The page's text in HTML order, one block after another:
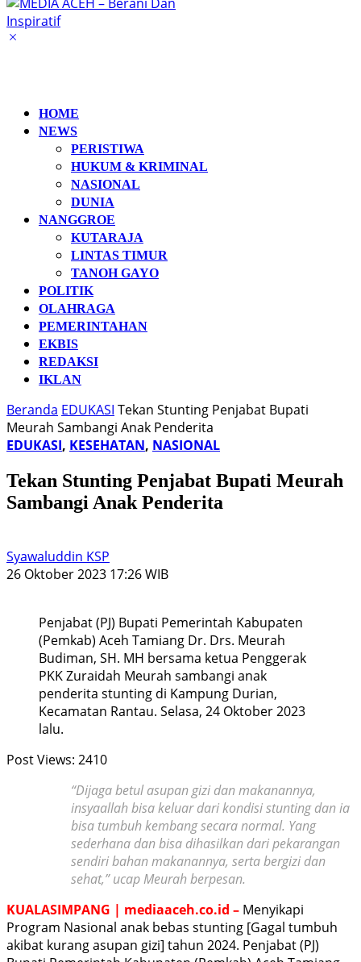
HOME
NEWS
PERISTIWA
HUKUM & KRIMINAL
NASIONAL
DUNIA
NANGGROE
KUTARAJA
LINTAS TIMUR
TANOH GAYO
POLITIK
OLAHRAGA
PEMERINTAHAN
EKBIS
REDAKSI
IKLAN
Beranda EDUKASI Tekan Stunting Penjabat Bupati
Meurah Sambangi Anak Penderita
EDUKASI, KESEHATAN, NASIONAL
Tekan Stunting Penjabat Bupati Meurah
Sambangi Anak Penderita
Syawaluddin KSP
26 Oktober 2023 17:26 WIB
Penjabat (PJ) Bupati Pemerintah Kabupaten
(Pemkab) Aceh Tamiang Dr. Drs. Meurah
Budiman, SH. MH bersama ketua Penggerak
PKK Zuraidah Meurah sambangi anak
penderita stunting di Kampung Durian,
Kecamatan Rantau. Selasa, 24 Oktober 2023
lalu.
Post Views: 2410
“Dijaga betul asupan gizi dan makanannya,
insyaallah bisa keluar dari kondisi stunting dan ia
bisa tumbuh kembang secara normal. Yang
sederhana dan bisa dihasilkan dari pekarangan
sendiri bahan makanannya, serta bergizi dan
sehat,” ucap Meurah berpesan.
KUALASIMPANG | mediaaceh.co.id – Menyikapi
Program Nasional anak bebas stunting [Gagal tumbuh
akibat kurang asupan gizi] tahun 2024. Penjabat (PJ)